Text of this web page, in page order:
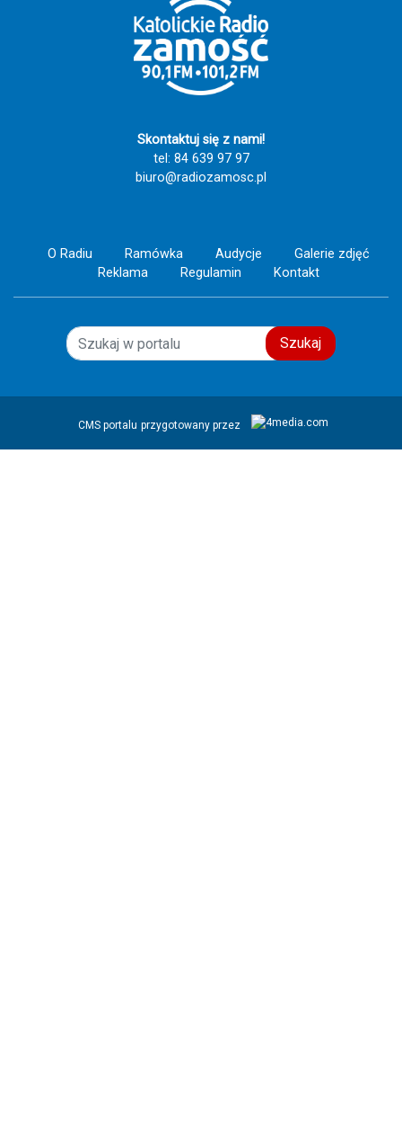
świadectwo wiary, nadziei i miłości do drugiego
człowieka. Szczęść Boże! 🙏💙
Skontaktuj się z nami!
tel: 84 639 97 97
biuro@radiozamosc.pl
O Radiu Ramówka Audycje
Galerie zdjęć
Reklama
Regulamin Kontakt
Szukaj
CMS portalu przygotowany przez